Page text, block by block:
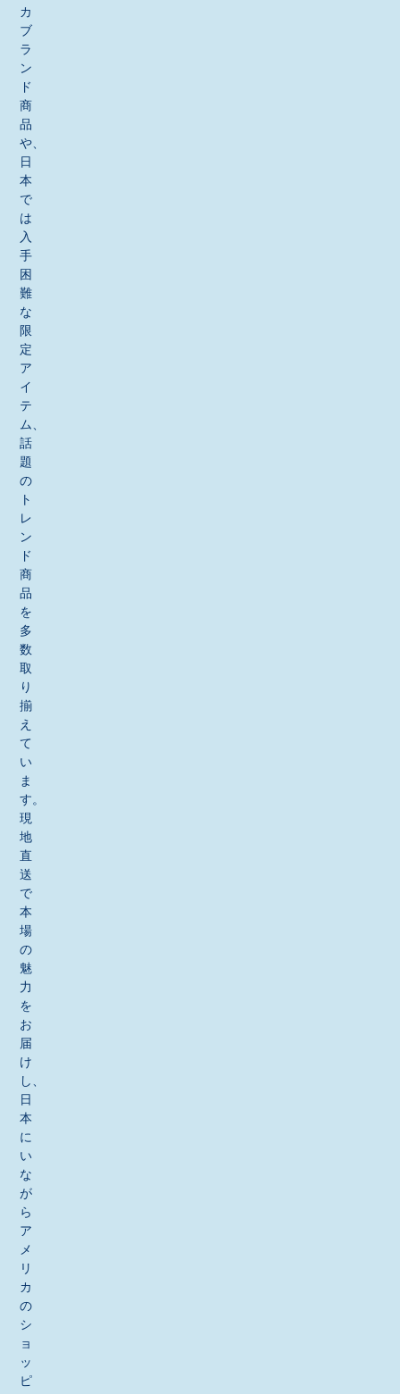
カ
ブ
ラ
ン
ド
商
品
や、
日
本
で
は
入
手
困
難
な
限
定
ア
イ
テ
ム、
話
題
の
ト
レ
ン
ド
商
品
を
多
数
取
り
揃
え
て
い
ま
す。
現
地
直
送
で
本
場
の
魅
力
を
お
届
け
し、
日
本
に
い
な
が
ら
ア
メ
リ
カ
の
シ
ョ
ッ
ピ